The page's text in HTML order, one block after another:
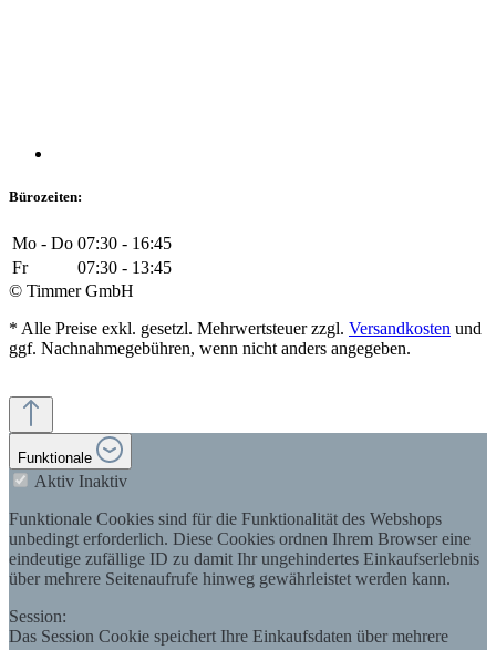
Bürozeiten:
Mo - Do 07:30 - 16:45
Fr
07:30 - 13:45
© Timmer GmbH
* Alle Preise exkl. gesetzl. Mehrwertsteuer zzgl. Versandkosten und
ggf. Nachnahmegebühren, wenn nicht anders angegeben.
Funktionale
Aktiv Inaktiv
Funktionale Cookies sind für die Funktionalität des Webshops
unbedingt erforderlich. Diese Cookies ordnen Ihrem Browser eine
eindeutige zufällige ID zu damit Ihr ungehindertes Einkaufserlebnis
über mehrere Seitenaufrufe hinweg gewährleistet werden kann.
Session:
Das Session Cookie speichert Ihre Einkaufsdaten über mehrere